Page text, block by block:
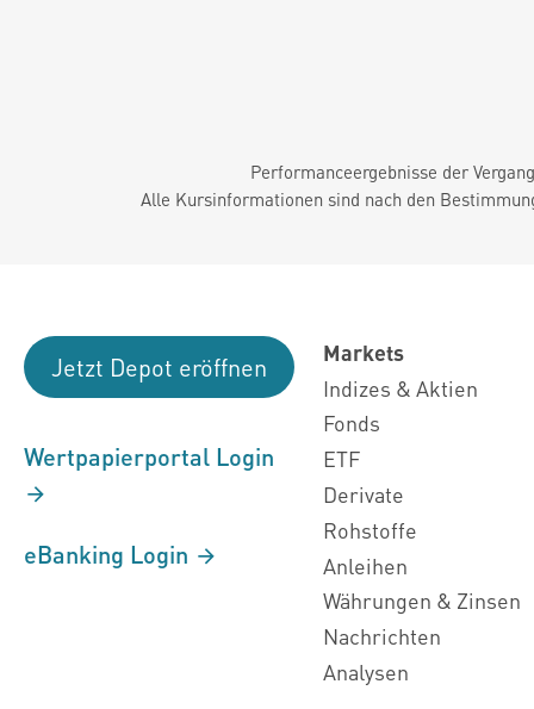
Performanceergebnisse der
Alle Kursinformationen sind nach den
Jetzt Depot eröffnen
Wertpapierportal Login
eBanking Login
Markets
Indizes & Aktien
Fonds
ETF
Derivate
Rohstoffe
Anleihen
Währungen & Zinsen
Nachrichten
Analysen